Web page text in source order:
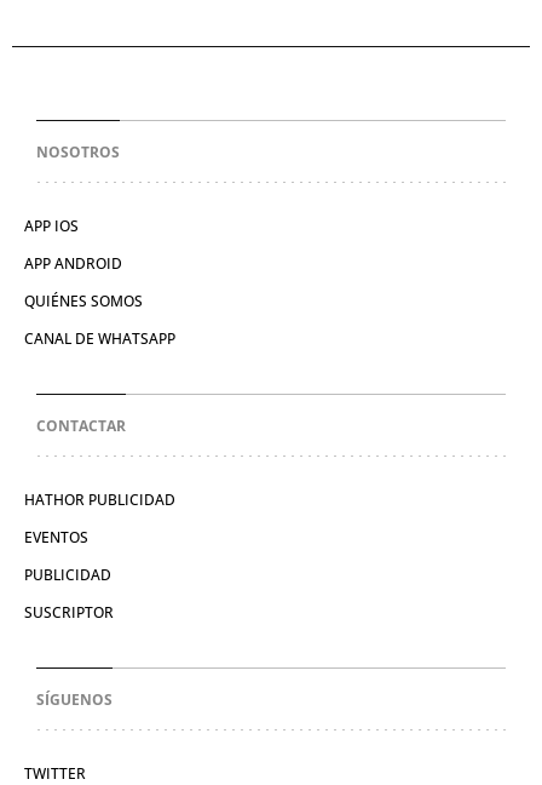
NOSOTROS
APP IOS
APP ANDROID
QUIÉNES SOMOS
CANAL DE WHATSAPP
CONTACTAR
HATHOR PUBLICIDAD
EVENTOS
PUBLICIDAD
SUSCRIPTOR
SÍGUENOS
TWITTER